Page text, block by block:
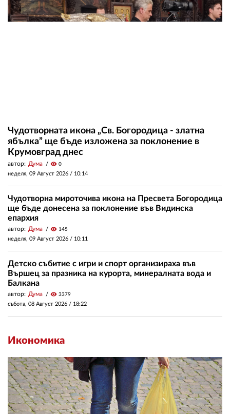
Чудотворната икона „Св. Богородица - златна
ябълка” ще бъде изложена за поклонение в
Крумовград днес
автор: Дума visibility 0
неделя, 09 Август 2026 / 10:14
Чудотворна мироточива икона на Пресвета Богородица
ще бъде донесена за поклонение във Видинска
епархия
автор: Дума visibility 145
неделя, 09 Август 2026 / 10:11
Детско събитие с игри и спорт организираха във
Вършец за празника на курорта, минералната вода и
Балкана
автор: Дума visibility 3379
събота, 08 Август 2026 / 18:22
Икономика